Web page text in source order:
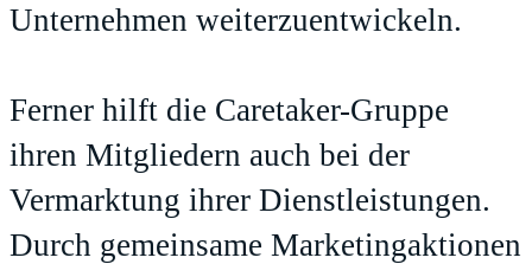
Unternehmen weiterzuentwickeln.
Ferner hilft die Caretaker-Gruppe
ihren Mitgliedern auch bei der
Vermarktung ihrer Dienstleistungen.
Durch gemeinsame Marketingaktionen